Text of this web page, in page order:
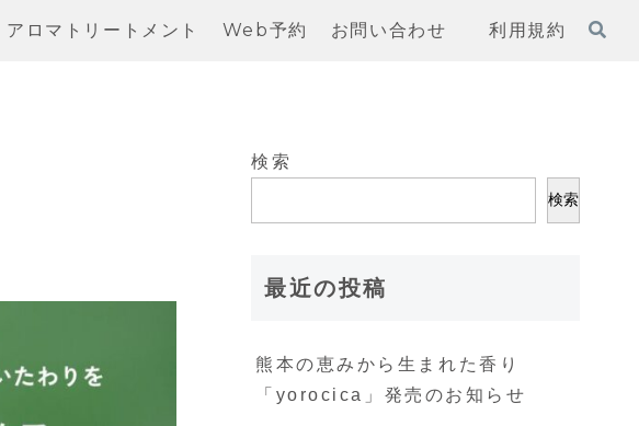
アロマトリートメント Web予約 お問い合わせ 利用規約
検索
検索
最近の投稿
熊本の恵みから生まれた香り
「yorocica」発売のお知らせ